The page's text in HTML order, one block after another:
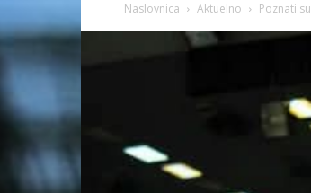
Naslovnica Aktuelno Poznati